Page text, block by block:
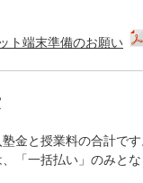
ト端末準備のお願い
金と授業料の合計です
「一括払い」のみとな